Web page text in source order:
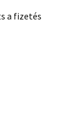
a fizetés